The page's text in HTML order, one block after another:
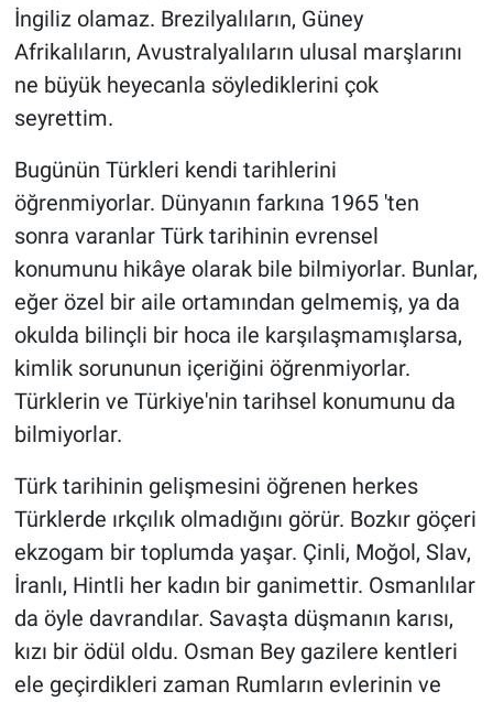
İngiliz olamaz. Brezilyalıların, Güney
Afrikalıların, Avustralyalıların ulusal marşlarını
ne büyük heyecanla söylediklerini çok
seyrettim.
Bugünün Türkleri kendi tarihlerini
öğrenmiyorlar. Dünyanın farkına 1965 'ten
sonra varanlar Türk tarihinin evrensel
konumunu hikâye olarak bile bilmiyorlar. Bunlar,
eğer özel bir aile ortamından gelmemiş, ya da
okulda bilinçli bir hoca ile karşılaşmamışlarsa,
kimlik sorununun içeriğini öğrenmiyorlar.
Türklerin ve Türkiye'nin tarihsel konumunu da
bilmiyorlar.
Türk tarihinin gelişmesini öğrenen herkes
Türklerde ırkçılık olmadığını görür. Bozkır göçeri
ekzogam bir toplumda yaşar. Çinli, Moğol, Slav,
İranlı, Hintli her kadın bir ganimettir. Osmanlılar
da öyle davrandılar. Savaşta düşmanın karısı,
kızı bir ödül oldu. Osman Bey gazilere kentleri
ele geçirdikleri zaman Rumların evlerinin ve